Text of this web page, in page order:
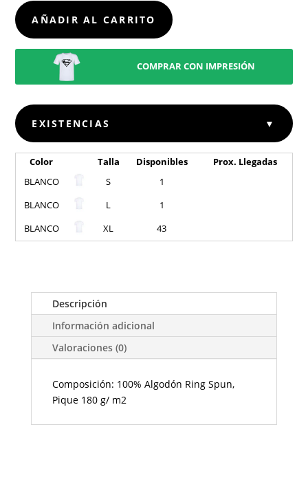
"KEYA"
MPS180
CANTIDAD
AÑADIR AL CARRITO
COMPRAR CON IMPRESIÓN
EXISTENCIAS ▼
Color Talla Disponibles
Prox. Llegadas
BLANCO
S
1
BLANCO
L
1
BLANCO
XL 43
Descripción
Información adicional
Valoraciones (0)
Composición: 100% Algodón Ring Spun,
Pique 180 g/ m2